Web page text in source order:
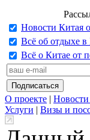
Новости Китая
Всё об отдыхе в
Всё о Китае от
О проекте |
Услуги | Визы и